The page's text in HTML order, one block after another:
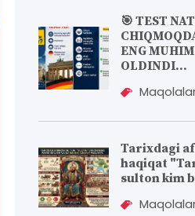
🎯 TEST
ENG
OLDINDI...
Tarixdagi
haqiqat
sulton kim